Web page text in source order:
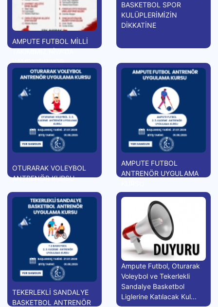
AMPUTE FUTBOL MİLLİ
KAMPA GİRİYOR
BASKETBOL SPOR
KULÜPLERİMİZİN
DİKKATİNE
OTURARAK VOLEYBOL
ANTRENÖR KURSU
AMPUTE FUTBOL
ANTRENÖR UYGULAMA
TEKERLEKLİ SANDALYE
BASKETBOL ANTRENÖR
Ampute Futbol, Oturarak
Voleybol ve Tekerlekli
Sandalye Basketbol
Liglerine Katılacak Kul...